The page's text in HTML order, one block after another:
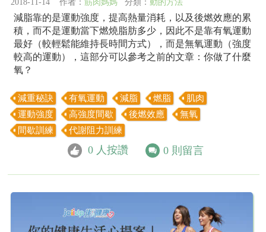
2018-11-14 作者： 筋肉媽媽 分類： 動的方法
減脂靠的是運動強度，提高熱量消耗，以及後燃效應的累
積，而不是運動當下燃燒脂肪多少，因此不是靠有氧運動
最好（較輕鬆能維持長時間方式），而是無氧運動（強度
較高的運動），這部分可以參考之前的文章：你做了什麼
氧？
減重秘訣 有氧運動 減脂 燃脂
肌肉
運動強度
高強度間歇 後燃效應
無氧
間歇訓練
代謝阻力訓練
0 人按讚 0 則留言